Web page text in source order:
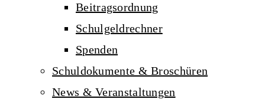
Beitragsordnung
Schulgeldrechner
Spenden
Schuldokumente & Broschüren
News & Veranstaltungen